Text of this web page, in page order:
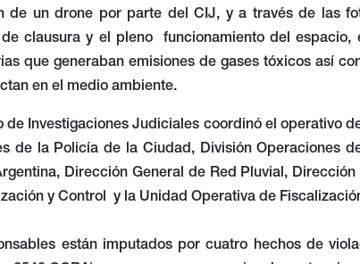
de un drone por parte del CIJ, y a través de las
clausura y el pleno funcionamiento del
que generaban emisiones de gases tóxicos así
en el medio ambiente.
de Investigaciones Judiciales coordinó el operativo
de la Policía de la Ciudad, División Operaciones
Dirección General de Red Pluvial,
y Control y la Unidad Operativa de
están imputados por cuatro hechos de